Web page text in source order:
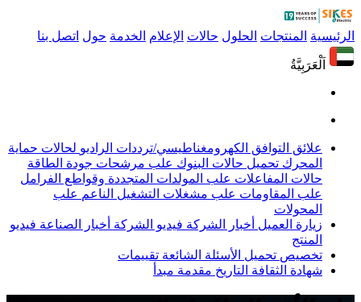
الرئيسية المنتجات الحلول حالات الإعلام الخدمة حول اتصل بنا
اَلْعَرَبِيَّةُ
علائق التوافق الكهرومغناطيسي/ترددات الراديو لحالات حماية
المحرك تحميل حالات البنوك علب مرشحات جودة الطاقة
حالات المفاعلات علب المولدات المتجددة وقواطع الفرامل
علب المقاومات علب مشغلات التشغيل الناعم علب
المحولات
زيارة العميل أخبار الشركة فيديو الشركة أخبار الصناعة فيديو
المنتج
تخصيص تحميل الأسئلة الشائعة تقييمات
شهادة الثقافة التاريخ مقدمة مبدأ